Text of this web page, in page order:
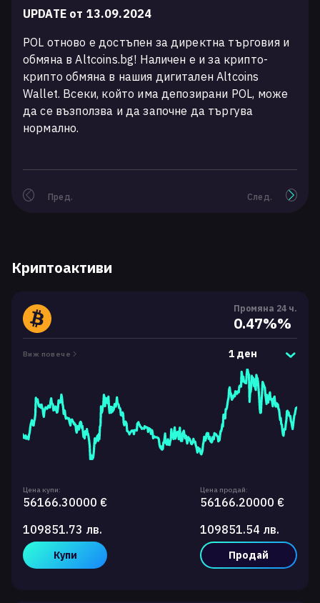
UPDATE от 13.09.2024
POL отново е достъпен за директна търговия и
обмяна в Altcoins.bg! Наличен е и за крипто-
крипто обмяна в нашия дигитален Altcoins
Wallet. Всеки, който има депозирани POL, може
да се възползва и да започне да търгува
нормално.
Пред. След.
Криптоактиви
Промяна 24 ч.
0.47%%
Виж повече 1 ден
Цена купи:
56166.30000 €
109851.73 лв.
Купи
Цена продай:
56166.20000 €
109851.54 лв.
Продай